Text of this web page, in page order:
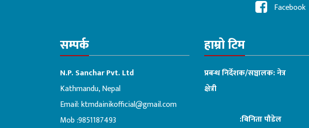
Facebook
सम्पर्क
N.P. Sanchar Pvt. Ltd
Kathmandu, Nepal
Email:ktmdainikofficial@gmail.com
Mob :9851187493
हाम्रो टिम
प्रबन्ध निर्देशक/सञ्चालक: नेत्र
क्षेत्री
:बिनिता पौडेल